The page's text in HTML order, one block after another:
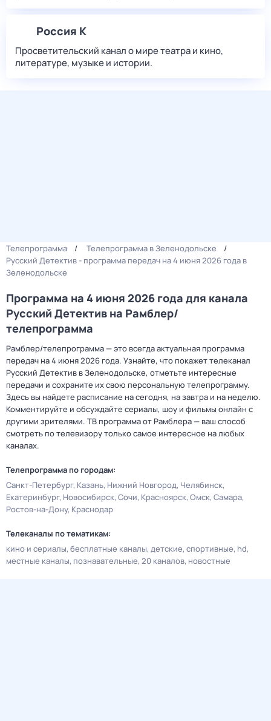
Россия К
Просветительский канал о мире театра и кино,
литературе, музыке и истории.
Телепрограмма
Телепрограмма в Зеленодольске
Русский Детектив - программа передач на 4 июня 2026 года в
Зеленодольске
Программа на 4 июня 2026 года для канала
Русский Детектив на Рамблер/
телепрограмма
Рамблер/телепрограмма — это всегда актуальная программа
передач на 4 июня 2026 года. Узнайте, что покажет телеканал
Русский Детектив в Зеленодольске, отметьте интересные
передачи и сохраните их свою персональную телепрограмму.
Здесь вы найдете расписание на сегодня, на завтра и на неделю.
Комментируйте и обсуждайте сериалы, шоу и фильмы онлайн с
другими зрителями. ТВ программа от Рамблера — ваш способ
смотреть по телевизору только самое интересное на любых
каналах.
Телепрограмма по городам:
Санкт-Петербург Казань Нижний Новгород Челябинск
Екатеринбург Новосибирск Сочи Красноярск Омск Самара
Ростов-на-Дону Краснодар
Телеканалы по тематикам:
кино и сериалы бесплатные каналы детские спортивные hd
местные каналы познавательные 20 каналов новостные